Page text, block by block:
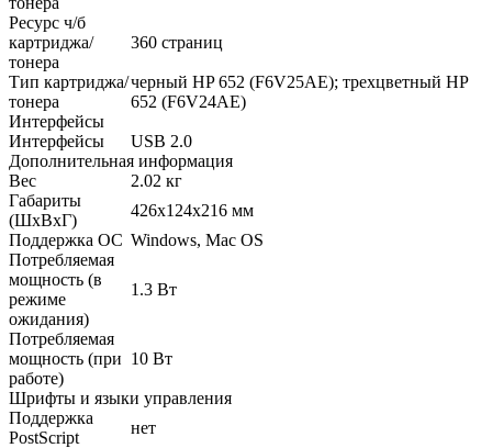
Ресурс ч/б
картриджа/
тонера
360 страниц
Тип картриджа/
тонера
черный HP 652 (F6V25AE); трехцветный HP
652 (F6V24AE)
Интерфейсы
Интерфейсы
USB 2.0
Дополнительная информация
Вес
2.02 кг
Габариты
(ШхВхГ)
426x124x216 мм
Поддержка ОС Windows, Mac OS
Потребляемая
мощность (в
режиме
ожидания)
1.3 Вт
Потребляемая
мощность (при
работе)
10 Вт
Шрифты и языки управления
Поддержка
PostScript
нет